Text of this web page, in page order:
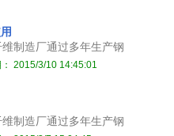
制造厂通过多年生产钢
2015/3/10 14:45:01
制造厂通过多年生产钢